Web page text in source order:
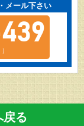
メール下さい
戻る